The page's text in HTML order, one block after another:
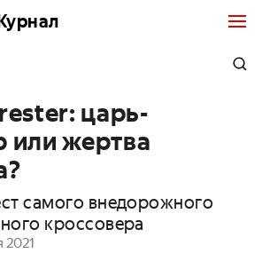
царь-
или жертва
самого внедорожного
кроссовера
2021